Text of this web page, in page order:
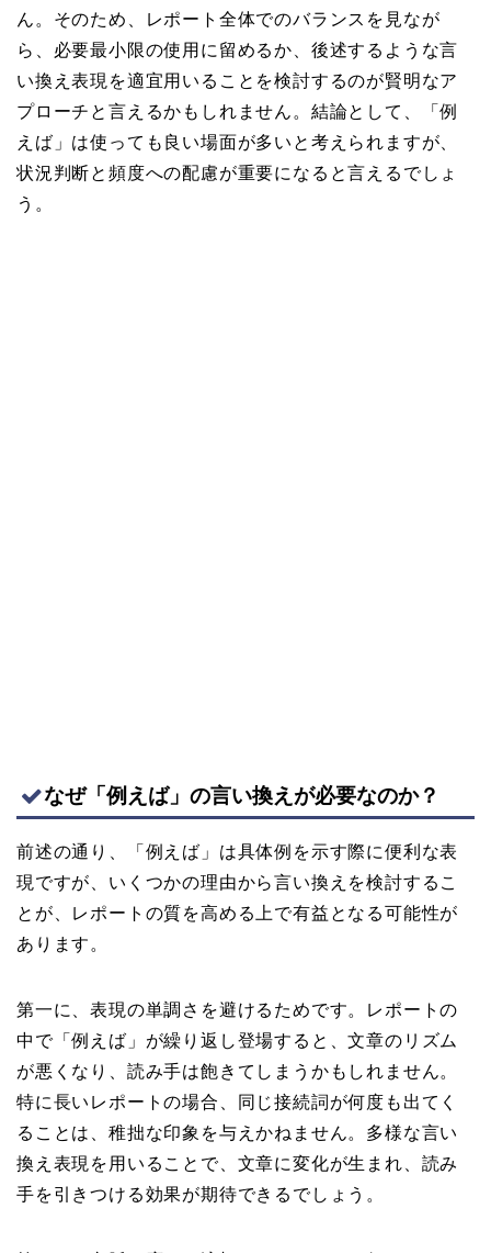
ん。そのため、レポート全体でのバランスを見なが
ら、必要最小限の使用に留めるか、後述するような言
い換え表現を適宜用いることを検討するのが賢明なア
プローチと言えるかもしれません。結論として、「例
えば」は使っても良い場面が多いと考えられますが、
状況判断と頻度への配慮が重要になると言えるでしょ
う。
なぜ「例えば」の言い換えが必要なのか？
前述の通り、「例えば」は具体例を示す際に便利な表
現ですが、いくつかの理由から言い換えを検討するこ
とが、レポートの質を高める上で有益となる可能性が
あります。
第一に、表現の単調さを避けるためです。レポートの
中で「例えば」が繰り返し登場すると、文章のリズム
が悪くなり、読み手は飽きてしまうかもしれません。
特に長いレポートの場合、同じ接続詞が何度も出てく
ることは、稚拙な印象を与えかねません。多様な言い
換え表現を用いることで、文章に変化が生まれ、読み
手を引きつける効果が期待できるでしょう。